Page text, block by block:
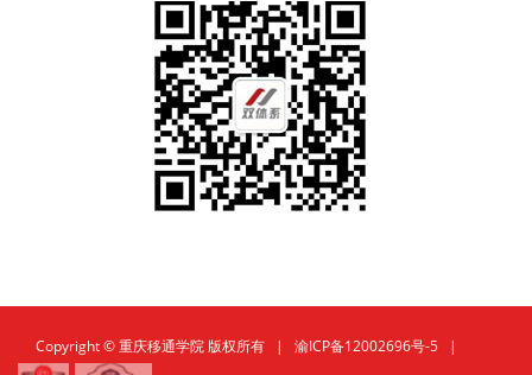
Copyright © 重庆移通学院 版权所有 | 渝ICP备12002696号-5 |